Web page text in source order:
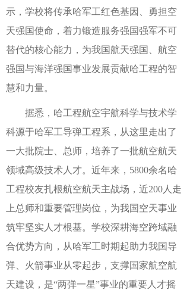
示，学校将传承哈军工红色基因、勇担空
天强国使命，着力锻造服务强国强军不可
替代的核心能力，为我国航天强国、航空
强国与海洋强国事业发展贡献哈工程的智
慧和力量。
据悉，哈工程航空宇航科学与技术学
科源于哈军工导弹工程系，从这里走出了
一大批院士、总师，培养了一批航空航天
领域高级技术人才。近年来，5800余名哈
工程校友扎根航空航天主战场，近200人走
上总师和重要管理岗位，为我国空天事业
筑牢坚实人才根基。学校深耕海空跨域融
合优势方向，从哈军工时期起助力我国导
弹、火箭事业从零起步，支撑国家航空航
天建设，是“两弹一星”事业的重要人才摇